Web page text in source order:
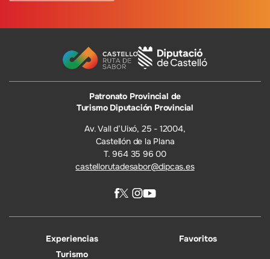
Patronato Provincial de
Turismo Diputación Provincial
Av. Vall d’Uixó, 25 - 12004,
Castellón de la Plana
T. 964 35 96 00
castellorutadesabor@dipcas.es
Experiencias
Turismo
Favoritos